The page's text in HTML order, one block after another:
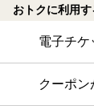
おトクに利用す
電子チケ
クーポ